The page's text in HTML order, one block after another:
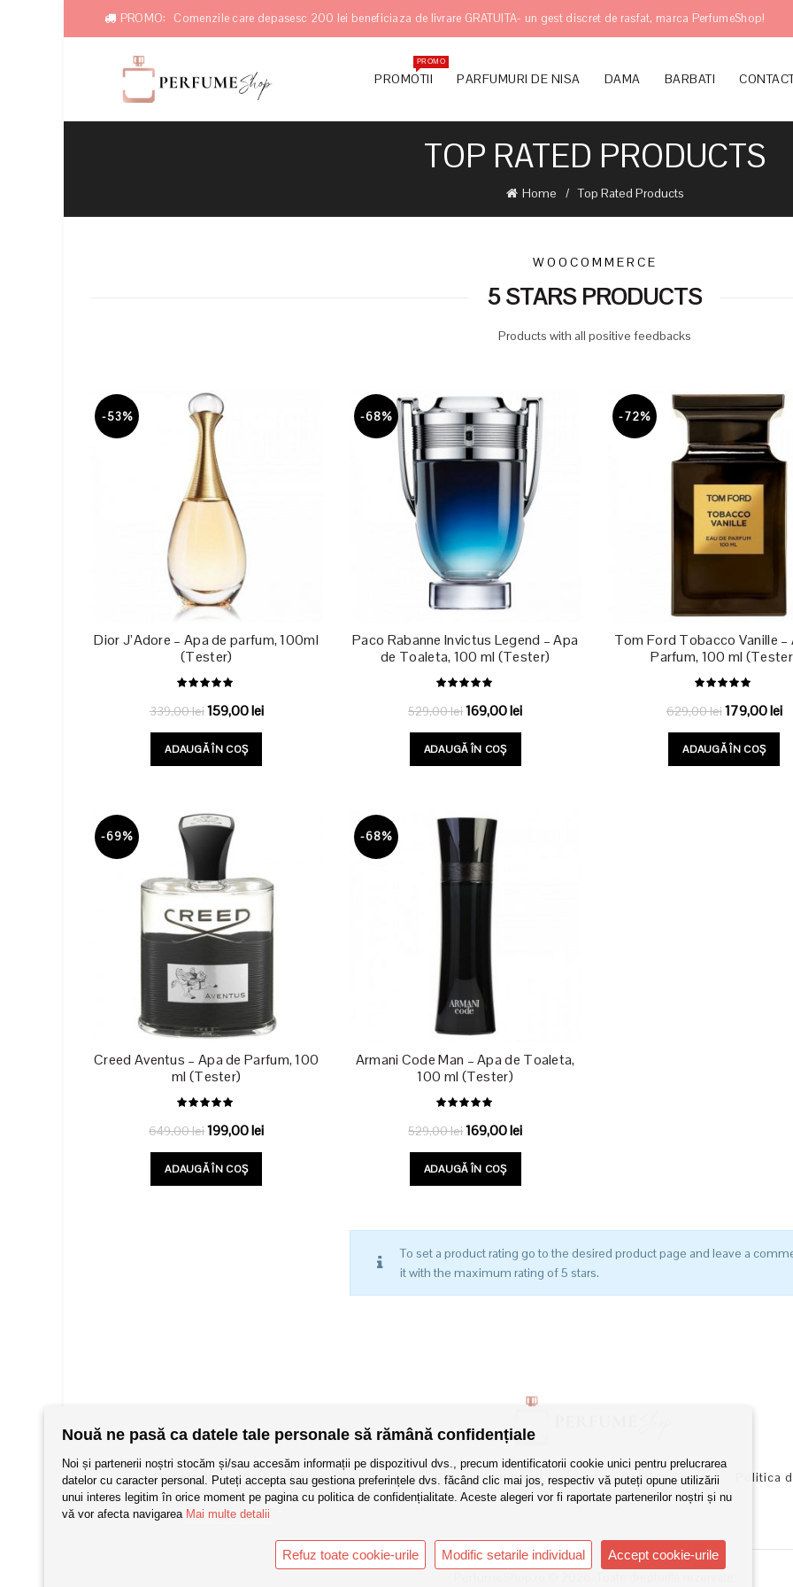
PROMO: Comenzile care depasesc 200 lei beneficiaza de livrare GRATUITA- un gest discret de rasfat, marca PerfumeShop!
PROMOTII
PROMO
PARFUMURI DE NISA DAMA BARBATI
TOP RATED PRODUCTS
Home Top Rated Products
WOOCOMMERCE
5 STARS PRODUCTS
Products with all positive feedbacks
-53%
Dior J’Adore – Apa de parfum, 100ml
(Tester)
339,00leiPrețul
inițial
a
159,00leiPrețul
ADAUGĂ ÎN COȘ
-68%
Paco Rabanne Invictus Legend – Apa
de Toaleta, 100 ml (Tester)
529,00leiPrețul
inițial
a
169,00leiPrețul
ADAUGĂ ÎN COȘ
-72%
Tom Ford Tobacco Vanille –
Parfum, 100 ml
629,00leiPrețul
inițial
a
179,00lei
ADAUGĂ ÎN COȘ
-69%
Creed Aventus – Apa de Parfum, 100
ml (Tester)
649,00leiPrețul
inițial
a
199,00leiPrețul
ADAUGĂ ÎN COȘ
-68%
Armani Code Man – Apa de Toaleta,
100 ml (Tester)
529,00leiPrețul
inițial
a
169,00leiPrețul
ADAUGĂ ÎN COȘ
To set a product rating go to the desired product page and leave a
it with the maximum rating of 5 stars.
Despre Noi Plata si livrare Returnarea produselor Intrebari frecvente Politica Cookies Politica
Nouă ne pasă ca datele tale personale să rămână confidențiale
Noi și partenerii noștri stocăm și/sau accesăm informații pe dispozitivul dvs., precum identificatorii cookie unici pentru prelucrarea
datelor cu caracter personal. Puteți accepta sau gestiona preferințele dvs. făcând clic mai jos, respectiv vă puteți opune utilizării
unui interes legitim în orice moment pe pagina cu politica de confidențialitate. Aceste alegeri vor fi raportate partenerilor noștri și nu
vă vor afecta navigarea Mai multe detalii
Accept cookie-urile
Modific setarile individual
Refuz toate cookie-urile